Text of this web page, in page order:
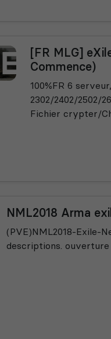
[FR MLG]
Commence)
100%FR 6
2302/2402/2502/
Fichier crypter/
NML2018 Arma
(PVE)NML2018-Exile-
descriptions. ouverture